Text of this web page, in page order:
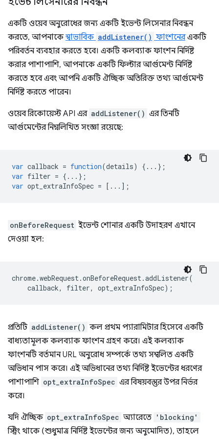
একটি ওয়েব অনুরোধের জন্য একটি ইভেন্ট লিসেনার নিবন্ধন
করতে, আপনাকেস্বাভাবিক addListener() ফাংশনেরএকটি
পরিবর্তন ব্যবহার করতে হবে। একটি কলব্যাক ফাংশন নির্দিষ্ট
করার পাশাপাশি, আপনাকে একটি ফিল্টার আর্গুমেন্ট নির্দিষ্ট
করতে হবে এবং আপনি একটি ঐচ্ছিক অতিরিক্ত তথ্য আর্গুমেন্ট
নির্দিষ্ট করতে পারেন।
ওয়েব রিকোয়েস্ট API এর addListener() এর তিনটি
আর্গুমেন্টের নিম্নলিখিত সংজ্ঞা রয়েছে:
var callback = function(details)
{...};
var filter = {...};
var opt_extraInfoSpec = [...];
onBeforeRequest ইভেন্ট শোনার একটি উদাহরণ এখানে
দেওয়া হল:
chrome.webRequest.onBeforeRequest.addListener(
callback, filter, opt_extraInfoSpec);
প্রতিটি addListener() কল প্রথম প্যারামিটার হিসেবে একটি
বাধ্যতামূলক কলব্যাক ফাংশন গ্রহণ করে। এই কলব্যাক
ফাংশনটি বর্তমান URL অনুরোধ সম্পর্কে তথ্য সম্বলিত একটি
অভিধান পাস করে। এই অভিধানের তথ্য নির্দিষ্ট ইভেন্টের ধরণের
পাশাপাশি opt_extraInfoSpec এর বিষয়বস্তুর উপর নির্ভর
করে।
যদি ঐচ্ছিক opt_extraInfoSpec অ্যারেতে 'blocking'
স্ট্রিং থাকে (শুধুমাত্র নির্দিষ্ট ইভেন্টের জন্য অনুমোদিত), তাহলে